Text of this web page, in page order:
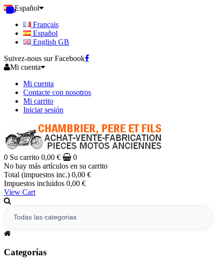
Español
Français
Español
English GB
Suivez-nous sur Facebook
Mi cuenta
Mi cuenta
Contacte con nosotros
Mi carrito
Iniciar sesión
0 Su carrito 0,00 €
0
No hay más artículos en su carrito
Total (impuestos inc.) 0,00 €
Impuestos incluidos 0,00 €
View Cart
Categorías